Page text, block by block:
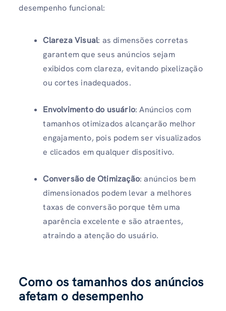
desempenho funcional:
Clareza Visual: as dimensões corretas
garantem que seus anúncios sejam
exibidos com clareza, evitando pixelização
ou cortes inadequados.
Envolvimento do usuário: Anúncios com
tamanhos otimizados alcançarão melhor
engajamento, pois podem ser visualizados
e clicados em qualquer dispositivo.
Conversão de Otimização: anúncios bem
dimensionados podem levar a melhores
taxas de conversão porque têm uma
aparência excelente e são atraentes,
atraindo a atenção do usuário.
Como os tamanhos dos anúncios
afetam o desempenho